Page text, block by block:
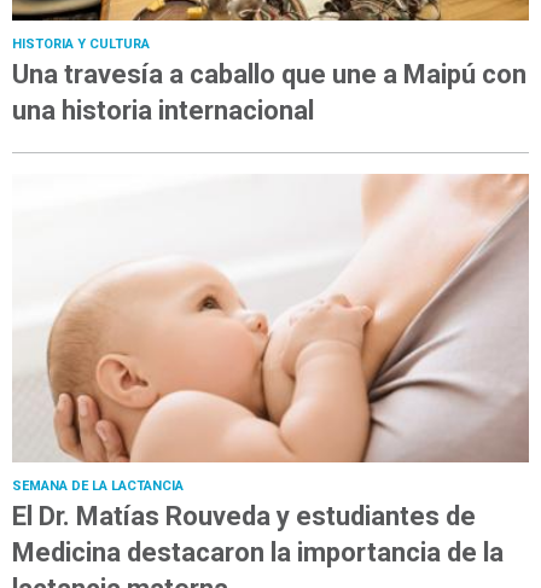
HISTORIA Y CULTURA
Una travesía a caballo que une a Maipú con
una historia internacional
SEMANA DE LA LACTANCIA
El Dr. Matías Rouveda y estudiantes de
Medicina destacaron la importancia de la